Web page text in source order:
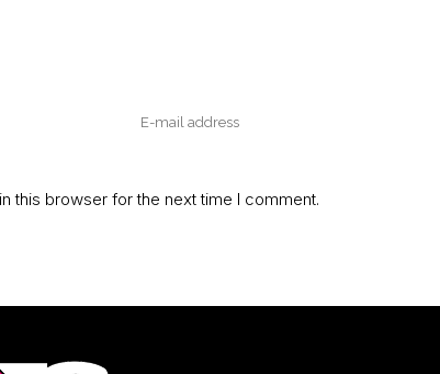
this browser for the next time I comment.